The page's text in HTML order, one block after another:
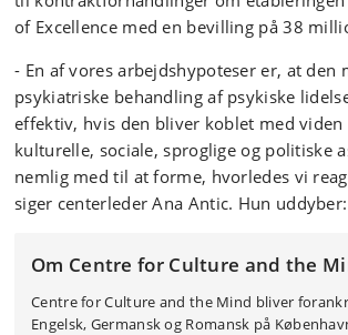
of Excellence med en bevilling på 38
- En af vores arbejdshypoteser er, at den
psykiatriske behandling af psykiske
effektiv, hvis den bliver koblet med viden
kulturelle, sociale, sproglige og politiske
nemlig med til at forme, hvorledes vi
siger centerleder Ana Antic. Hun uddyber:
Om Centre for Culture and the
Centre for Culture and the Mind bliver
Engelsk, Germansk og Romansk på